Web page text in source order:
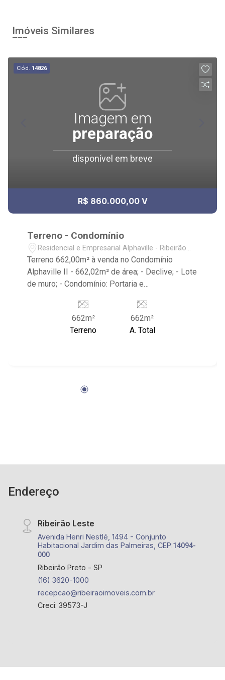
Imóveis Similares
Cód. 14826
Imagem em
preparação
disponível em breve
R$ 860.000,00 V
Terreno - Condomínio
Residencial e Empresarial Alphaville - Ribeirão
Preto/SP
Terreno 662,00m² à venda no Condomínio
Alphaville II - 662,02m² de área; - Declive; - Lote
de muro; - Condomínio: Portaria e
subterrânea e sarjetas largas; - Club House:
Quadras de tênis, Beach Tênis, Piscina,
Academia, Playground, Cinema, Espaço gourmet,
662m²
Terreno
662m²
A. Total
Endereço
Ribeirão Leste
Avenida Henri Nestlé, 1494 - Conjunto
Habitacional Jardim das Palmeiras, CEP:14094-
000
Ribeirão Preto - SP
(16) 3620-1000
recepcao@ribeiraoimoveis.com.br
Creci: 39573-J